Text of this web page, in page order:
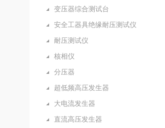
变压器综合测试台
安全工器具绝缘耐压测试仪
耐压测试仪
核相仪
分压器
超低频高压发生器
大电流发生器
直流高压发生器